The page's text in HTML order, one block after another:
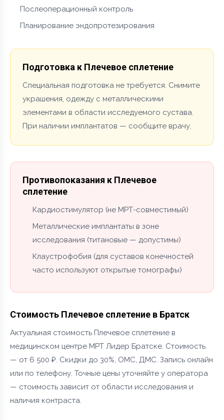
Послеоперационный контроль
Планирование эндопротезирования
Подготовка к Плечевое сплетение
Специальная подготовка не требуется. Снимите
украшения, одежду с металлическими
элементами в области исследуемого сустава.
При наличии имплантатов — сообщите врачу.
Противопоказания к Плечевое
сплетение
Кардиостимулятор (не МРТ-совместимый)
Металлические имплантаты в зоне
исследования (титановые — допустимы)
Клаустрофобия (для суставов конечностей
часто используют открытые томографы)
Стоимость Плечевое сплетение в Братск
Актуальная стоимость Плечевое сплетение в
медицинском центре МРТ Лидер Братске. Стоимость
— от 6 500 ₽. Скидки до 30%, ОМС, ДМС. Запись онлайн
или по телефону. Точные цены уточняйте у оператора
— стоимость зависит от области исследования и
наличия контраста.